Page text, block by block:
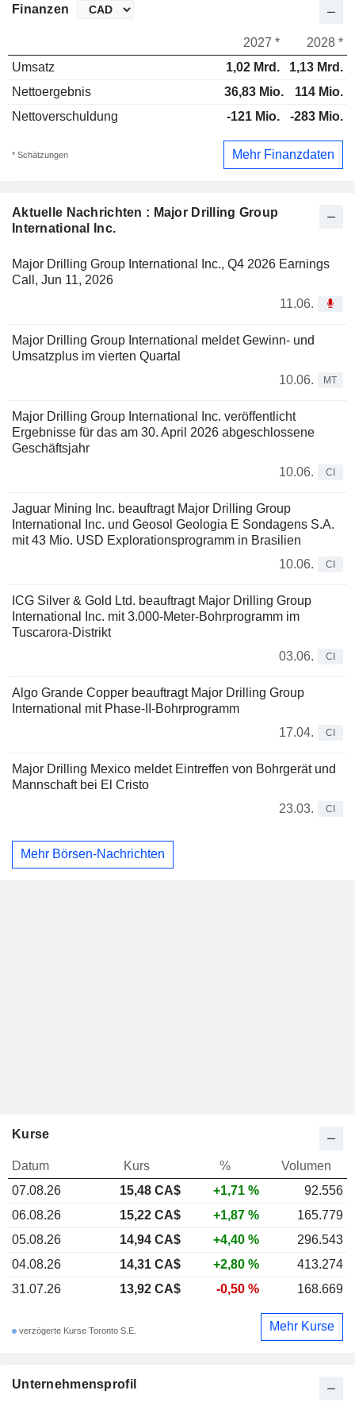
Aktuelle Nachrichten : Major Drilling Group
International Inc.
Major Drilling Group International Inc., Q4 2026 Earnings
Call, Jun 11, 2026
11.06.
Major Drilling Group International meldet Gewinn- und
Umsatzplus im vierten Quartal
10.06.
MT
Major Drilling Group International Inc. veröffentlicht
Ergebnisse für das am 30. April 2026 abgeschlossene
Geschäftsjahr
10.06.
CI
Jaguar Mining Inc. beauftragt Major Drilling Group
International Inc. und Geosol Geologia E Sondagens S.A.
mit 43 Mio. USD Explorationsprogramm in Brasilien
10.06.
CI
ICG Silver & Gold Ltd. beauftragt Major Drilling Group
International Inc. mit 3.000-Meter-Bohrprogramm im
Tuscarora-Distrikt
03.06.
CI
Algo Grande Copper beauftragt Major Drilling Group
International mit Phase-II-Bohrprogramm
17.04.
CI
Major Drilling Mexico meldet Eintreffen von Bohrgerät und
Mannschaft bei El Cristo
23.03.
CI
Mehr Börsen-Nachrichten
Finanzen
2027 *
2028 *
Umsatz
1,02 Mrd.
1,13 Mrd.
Nettoergebnis
36,83 Mio.
114 Mio.
Nettoverschuldung
-121 Mio. -283 Mio.
* Schätzungen Mehr Finanzdaten
Unternehmensprofil
Kurse
Datum Kurs %
Volumen
07.08.26
15,48 CA$ +1,71 %
92.556
06.08.26
15,22 CA$ +1,87 %
165.779
05.08.26
14,94 CA$ +4,40 %
296.543
04.08.26
14,31 CA$ +2,80 %
413.274
31.07.26
13,92 CA$ -0,50 % 168.669
verzögerte Kurse Toronto S.E. Mehr Kurse